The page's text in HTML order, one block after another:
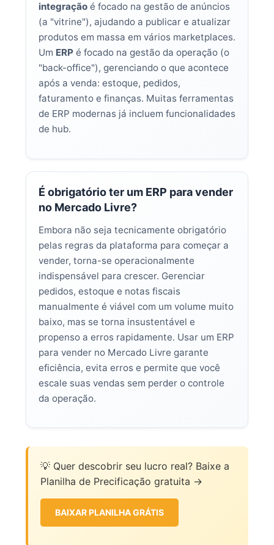
integraçãoé focado na gestão de anúncios
(a "vitrine"), ajudando a publicar e atualizar
produtos em massa em vários marketplaces.
Um ERPé focado na gestão da operação (o
"back-office"), gerenciando o que acontece
após a venda: estoque, pedidos,
faturamento e finanças. Muitas ferramentas
de ERP modernas já incluem funcionalidades
de hub.
É obrigatório ter um ERP para vender
no Mercado Livre?
Embora não seja tecnicamente obrigatório
pelas regras da plataforma para começar a
vender, torna-se operacionalmente
indispensável para crescer. Gerenciar
pedidos, estoque e notas fiscais
manualmente é viável com um volume muito
baixo, mas se torna insustentável e
propenso a erros rapidamente. Usar um ERP
para vender no Mercado Livre garante
eficiência, evita erros e permite que você
escale suas vendas sem perder o controle
da operação.
💡 Quer descobrir seu lucro real? Baixe a
Planilha de Precificação gratuita →
BAIXAR PLANILHA GRÁTIS